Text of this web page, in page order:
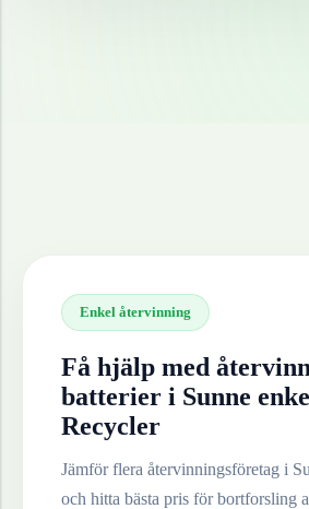
Enkel återvinning
Få hjälp med
batterier i Sunne
Recycler
Jämför flera återvinningsföretag i
och hitta bästa pris för bortforsling